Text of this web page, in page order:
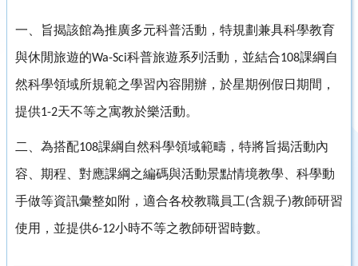
一、旨揭該館為推廣多元科普活動，特規劃兼具科學教育
與休閒旅遊的Wa-Sci科普旅遊系列活動，並結合108課綱自
然科學領域所規範之學習內容開辦，於星期例假日期間，
提供1-2天不等之寓教於樂活動。
二、為搭配108課綱自然科學領域範疇，特將旨揭活動內
容、期程、對應課綱之編碼與活動景點情境教學、科學動
手做等資訊彙整如附，適合各校教職員工(含親子)教師研習
使用，並提供6-12小時不等之教師研習時數。